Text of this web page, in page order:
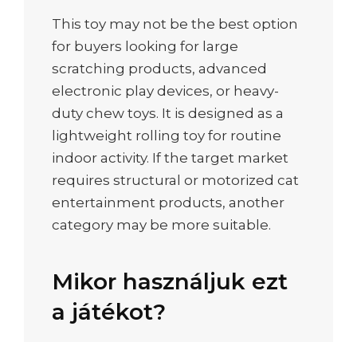
This toy may not be the best option
for buyers looking for large
scratching products, advanced
electronic play devices, or heavy-
duty chew toys. It is designed as a
lightweight rolling toy for routine
indoor activity. If the target market
requires structural or motorized cat
entertainment products, another
category may be more suitable.
Mikor használjuk ezt
a játékot?